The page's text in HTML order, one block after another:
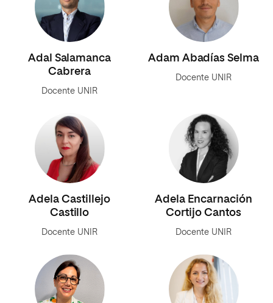
Adal Salamanca
Cabrera
Docente UNIR
Adam Abadías Selma
Docente UNIR
Adela Castillejo
Castillo
Docente UNIR
Adela Encarnación
Cortijo Cantos
Docente UNIR